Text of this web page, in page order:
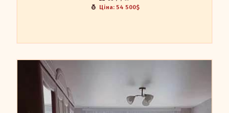
Ціна: 54 500$
Продам гостинку на 101, після ремонта, сан. вузол